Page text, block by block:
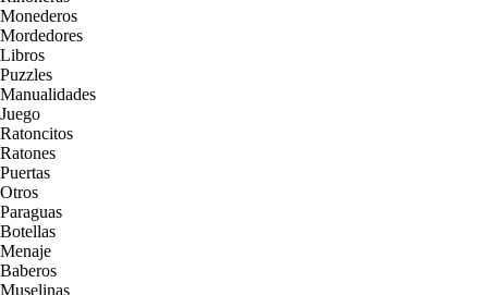
Monederos
Mordedores
Libros
Puzzles
Manualidades
Juego
Ratoncitos
Ratones
Puertas
Otros
Paraguas
Botellas
Menaje
Baberos
Muselinas